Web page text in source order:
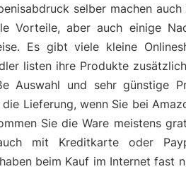
selber machen
Vorteile, aber auch einige
Es gibt viele kleine
listen ihre Produkte
Auswahl und sehr günstige
Lieferung, wenn Sie bei
Sie die Ware meistens
mit Kreditkarte oder
beim Kauf im Internet fast